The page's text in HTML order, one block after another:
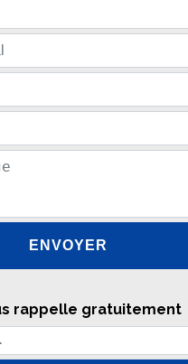
rappelle gratuitement